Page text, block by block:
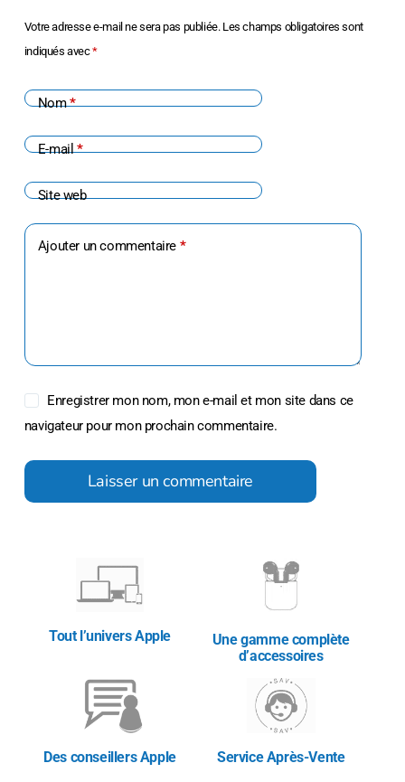
Votre adresse e-mail ne sera pas publiée. Les champs obligatoires sont
indiqués avec*
Nom*
E-mail*
Site web
Ajouter un commentaire *
Enregistrer mon nom, mon e-mail et mon site dans ce
navigateur pour mon prochain commentaire.
Laisser un commentaire
Tout l’univers Apple
Une gamme complète
d’accessoires
Des conseillers Apple Service Après-Vente